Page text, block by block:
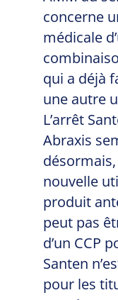
concerne
médicale
qui a déjà
une autre
L’arrêt
Abraxis
nouvelle
produit
peut pas
d’un CCP
Santen
pour les